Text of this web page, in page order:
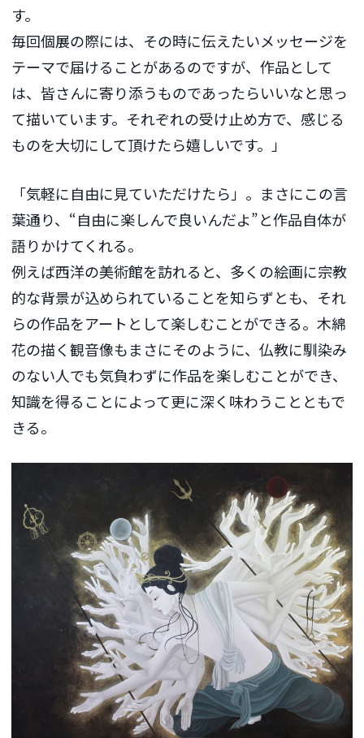
す。
毎回個展の際には、その時に伝えたいメッセージを
テーマで届けることがあるのですが、作品として
は、皆さんに寄り添うものであったらいいなと思っ
て描いています。それぞれの受け止め方で、感じる
ものを大切にして頂けたら嬉しいです。」
「気軽に自由に見ていただけたら」。まさにこの言
葉通り、“自由に楽しんで良いんだよ”と作品自体が
語りかけてくれる。
例えば西洋の美術館を訪れると、多くの絵画に宗教
的な背景が込められていることを知らずとも、それ
らの作品をアートとして楽しむことができる。木綿
花の描く観音像もまさにそのように、仏教に馴染み
のない人でも気負わずに作品を楽しむことができ、
知識を得ることによって更に深く味わうことともで
きる。